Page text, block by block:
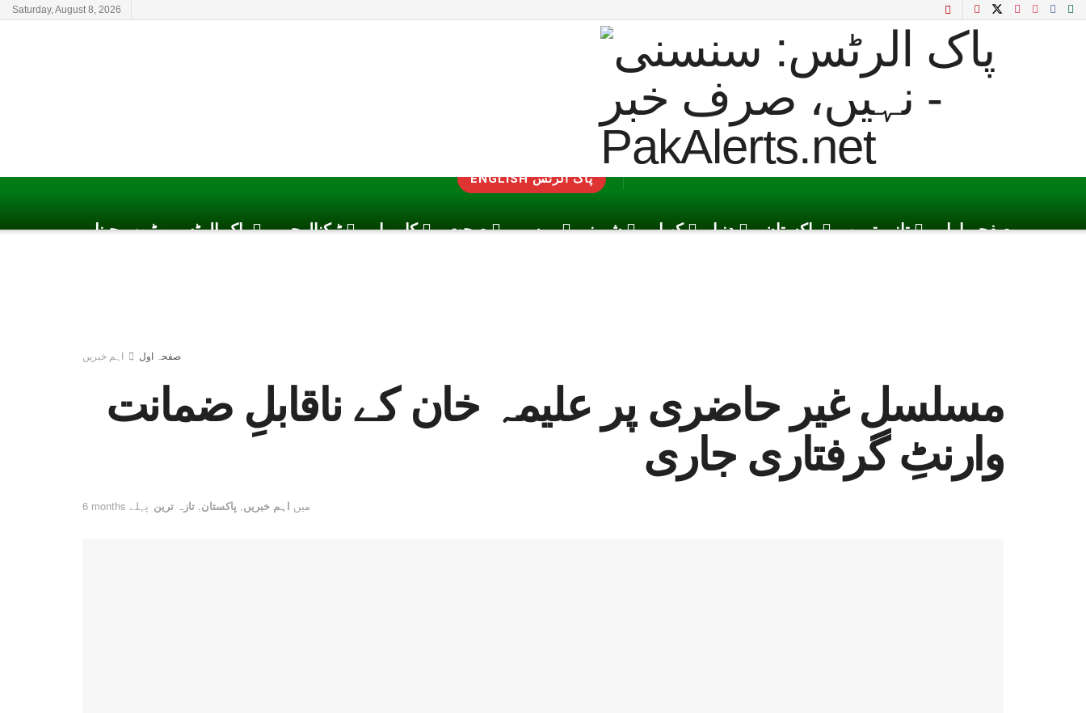
Saturday, August 8, 2026
ENGLISH پاک الرٹس
پاک الرٹس یوٹیوب چینل ٹیکنالوجی کاروبار صحت موسم شوبز کھیل دنیا پاکستان تازہ ترین صفحہ اول
صفحہ اول اہم خبریں
مسلسل غیر حاضری پر علیمہ خان کے ناقابلِ ضمانت
وارنٹِ گرفتاری جاری
6 months پہلے میں اہم خبریں, پاکستان, تازہ ترین